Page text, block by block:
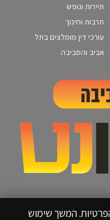
תיירות ונופש
תרבות וחינוך
עורכי דין מומלצים בתל
אביב והסביבה
המשך שימוש